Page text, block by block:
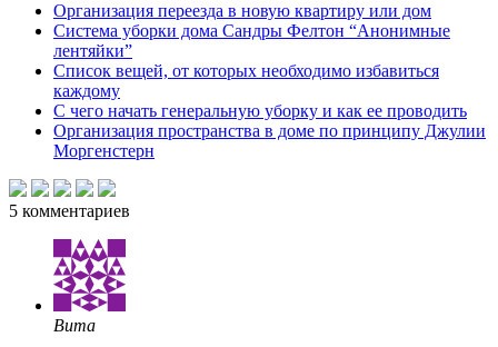
Организация переезда в новую квартиру или дом
Система уборки дома Сандры Фелтон “Анонимные
лентяйки”
Список вещей, от которых необходимо избавиться
каждому
С чего начать генеральную уборку и как ее проводить
Организация пространства в доме по принципу Джулии
Моргенстерн
5 комментариев
Вита